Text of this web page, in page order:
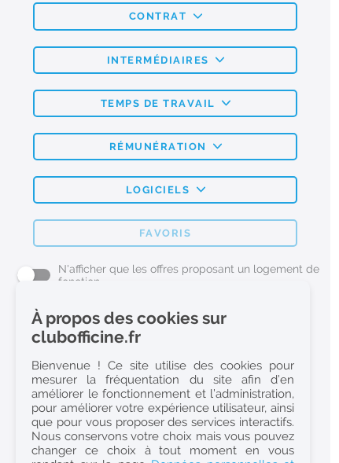
CONTRAT
INTERMÉDIAIRES
TEMPS DE TRAVAIL
RÉMUNÉRATION
LOGICIELS
FAVORIS
N'afficher que les offres proposant un logement de
fonction
L'emploi Pharmacie par métier
Pharmacien (H/F)
Préparateur en Pharmacie (H/F)
Etudiant en Pharmacie (H/F)
Etudiant en Pharmacie 6e année validée (H/F)
Conseiller Dermo Cosmetique - Esthéticienne (H/F)
À propos des cookies sur
clubofficine.fr
Bienvenue ! Ce site utilise des cookies pour
mesurer la fréquentation du site afin d’en
améliorer le fonctionnement et l’administration,
pour améliorer votre expérience utilisateur, ainsi
que pour vous proposer des services interactifs.
Nous conservons votre choix mais vous pouvez
changer ce choix à tout moment en vous